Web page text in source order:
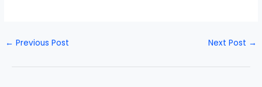
← Previous Post Next Post →